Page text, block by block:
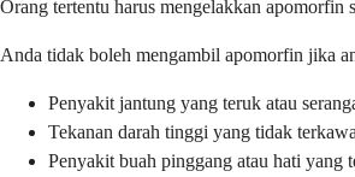
Orang tertentu harus mengelakkan apomorfin
Anda tidak boleh mengambil apomorfin jika
Penyakit jantung yang teruk atau
Tekanan darah tinggi yang tidak
Penyakit buah pinggang atau hati yang